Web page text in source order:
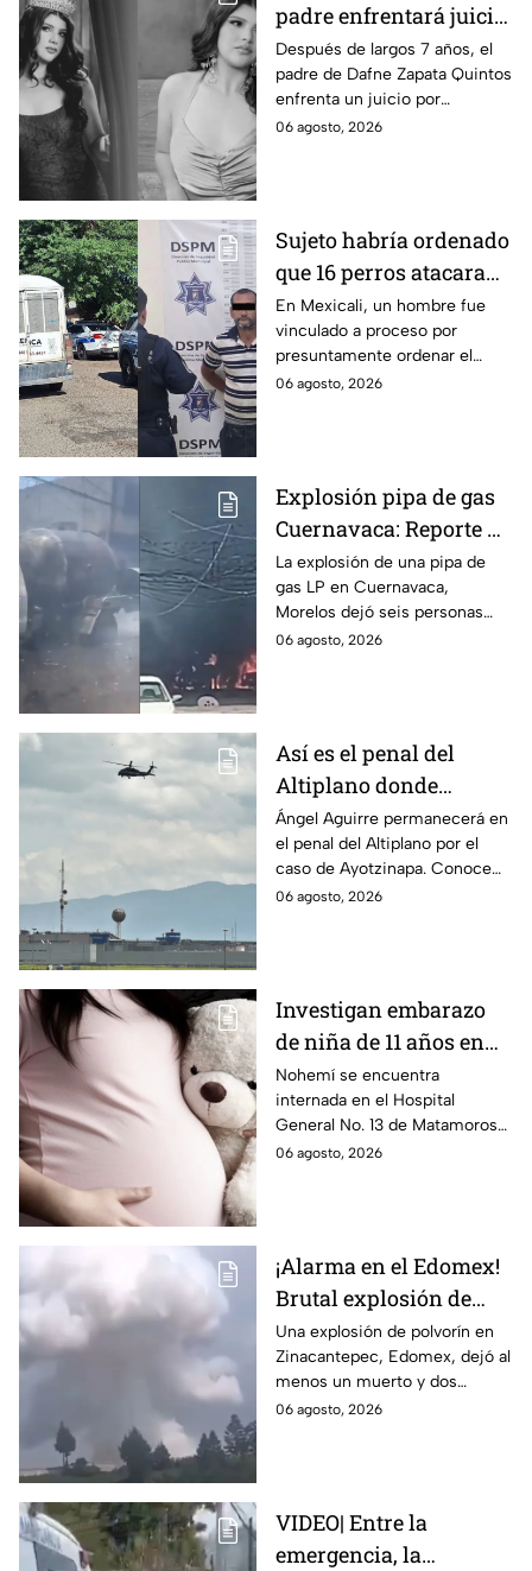
padre enfrentará juicio
por presunto abuso
cometido en 2019 en
Tamaulipas
Después de largos 7 años, el
padre de Dafne Zapata Quintos
enfrenta un juicio por
presuntamente abusar de la
06 agosto, 2026
Sujeto habría ordenado
que 16 perros atacaran
a su hermana con
discapacidad en
Mexicali, BC
En Mexicali, un hombre fue
vinculado a proceso por
presuntamente ordenar el
ataque de 16 perros contra su
06 agosto, 2026
Explosión pipa de gas
Cuernavaca: Reporte de
víctimas tras estallido
en Morelos
La explosión de una pipa de
gas LP en Cuernavaca,
Morelos dejó seis personas
hospitalizadas. IMSS informó
06 agosto, 2026
Así es el penal del
Altiplano donde
permanecerá Ángel
Aguirre por caso
Ayotzinapa
Ángel Aguirre permanecerá en
el penal del Altiplano por el
caso de Ayotzinapa. Conoce
dónde está, cómo es esta
06 agosto, 2026
Investigan embarazo
de niña de 11 años en
Matamoros,
Tamaulipas; ¿qué pasó
con Nohemí?
Nohemí se encuentra
internada en el Hospital
General No. 13 de Matamoros
tras complicaciones por un
06 agosto, 2026
¡Alarma en el Edomex!
Brutal explosión de
polvorín en Santa
María del Monte,
Zinacantepec; reportan
al menos un muerto y
Una explosión de polvorín en
Zinacantepec, Edomex, dejó al
menos un muerto y dos
heridos; autoridades atiende la
06 agosto, 2026
VIDEO| Entre la
emergencia, la